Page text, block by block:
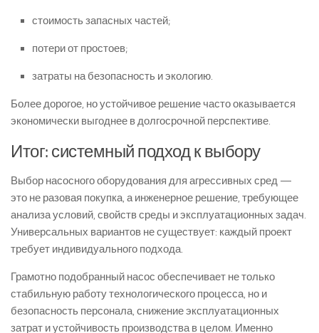
стоимость запасных частей;
потери от простоев;
затраты на безопасность и экологию.
Более дорогое, но устойчивое решение часто оказывается
экономически выгоднее в долгосрочной перспективе.
Итог: системный подход к выбору
Выбор насосного оборудования для агрессивных сред —
это не разовая покупка, а инженерное решение, требующее
анализа условий, свойств среды и эксплуатационных задач.
Универсальных вариантов не существует: каждый проект
требует индивидуального подхода.
Грамотно подобранный насос обеспечивает не только
стабильную работу технологического процесса, но и
безопасность персонала, снижение эксплуатационных
затрат и устойчивость производства в целом. Именно